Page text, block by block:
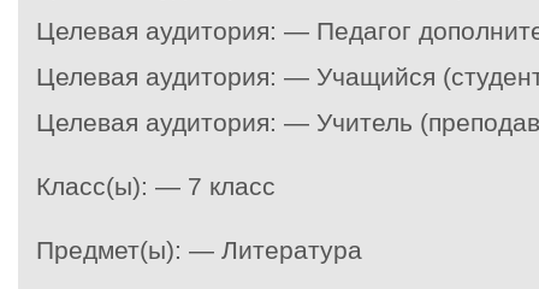
Целевая аудитория: — Педагог
Целевая аудитория: — Учащийся
Целевая аудитория: — Учитель
Класс(ы): — 7 класс
Предмет(ы): — Литература